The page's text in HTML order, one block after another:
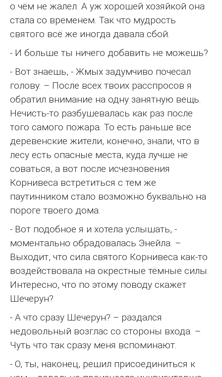
о чём не жалел. А уж хорошей хозяйкой она
стала со временем. Так что мудрость
святого всё же иногда давала сбой.
- И больше ты ничего добавить не можешь?
- Вот знаешь, - Жмых задумчиво почесал
голову. – После всех твоих расспросов я
обратил внимание на одну занятную вещь.
Нечисть-то разбушевалась как раз после
того самого пожара. То есть раньше все
деревенские жители, конечно, знали, что в
лесу есть опасные места, куда лучше не
соваться, а вот после исчезновения
Корнивеса встретиться с тем же
паутинником стало возможно буквально на
пороге твоего дома.
- Вот подобное я и хотела услышать, -
моментально обрадовалась Энейла. –
Выходит, что сила святого Корнивеса как-то
воздействовала на окрестные тёмные силы.
Интересно, что по этому поводу скажет
Шечерун?
- А что сразу Шечерун? – раздался
недовольный возглас со стороны входа. –
Чуть что так сразу меня вспоминают.
- О, ты, наконец, решил присоединиться к